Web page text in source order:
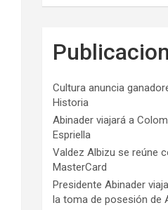
Cultura anuncia
Historia
Abinader viajará a
Espriella
Valdez Albizu se reúne
MasterCard
Presidente Abinader
la toma de posesión de